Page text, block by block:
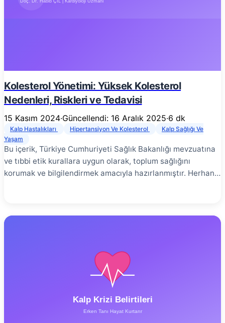
Kolesterol Yönetimi: Yüksek Kolesterol
Nedenleri, Riskleri ve Tedavisi
15 Kasım 2024·Güncellendi: 16 Aralık 2025·6 dk
Kalp Hastalıkları Hipertansiyon Ve Kolesterol
Kalp Sağlığı Ve
Yaşam
Bu içerik, Türkiye Cumhuriyeti Sağlık Bakanlığı mevzuatına
ve tıbbi etik kurallara uygun olarak, toplum sağlığını
korumak ve bilgilendirmek amacıyla hazırlanmıştır. Herhangi
hastalıkların en önemli risk faktörlerinden biridir. Genellikle
altına alınabilir. Bu yazıda, kolesterolün ne olduğunu, neden
önemli olduğunu, risk faktörlerini ve etkili yönetim
stratejilerini detaylı olarak ele alınmaktadır. Kolesterol
yağ benzeri bir maddedir. Kötü bir üne sahip olsa da, aslında